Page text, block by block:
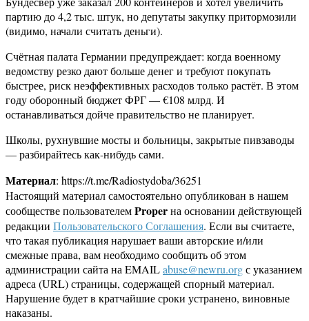
партию до 4,2 тыс. штук, но депутаты закупку притормозили
(видимо, начали считать деньги).
Счётная палата Германии предупреждает: когда военному
ведомству резко дают больше денег и требуют покупать
быстрее, риск неэффективных расходов только растёт. В этом
году оборонный бюджет ФРГ — €108 млрд. И
останавливаться дойче правительство не планирует.
Школы, рухнувшие мосты и больницы, закрытые пивзаводы
— разбирайтесь как-нибудь сами.
Материал: https://t.me/Radiostydoba/36251
Настоящий материал самостоятельно опубликован в нашем
сообществе пользователемProperна основании действующей
редакции Пользовательского Соглашения. Если вы считаете,
что такая публикация нарушает ваши авторские и/или
смежные права, вам необходимо сообщить об этом
администрации сайта на EMAILabuse@newru.orgс указанием
адреса (URL) страницы, содержащей спорный материал.
Нарушение будет в кратчайшие сроки устранено, виновные
наказаны.